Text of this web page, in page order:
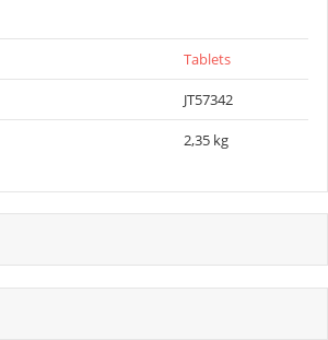
Tablets
JT57342
2,35 kg